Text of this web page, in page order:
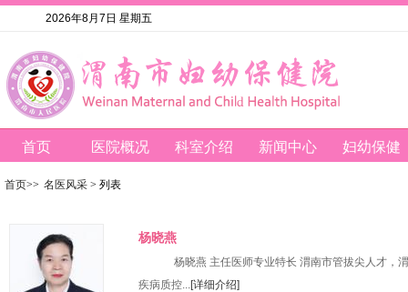
2026年8月7日 星期五
首页 医院概况 科室介绍 新闻中心 妇幼保健
首页>> 名医风采 > 列表
杨晓燕
杨晓燕 主任医师专业特长 渭南市管拔尖人才，
疾病质控...[详细介绍]